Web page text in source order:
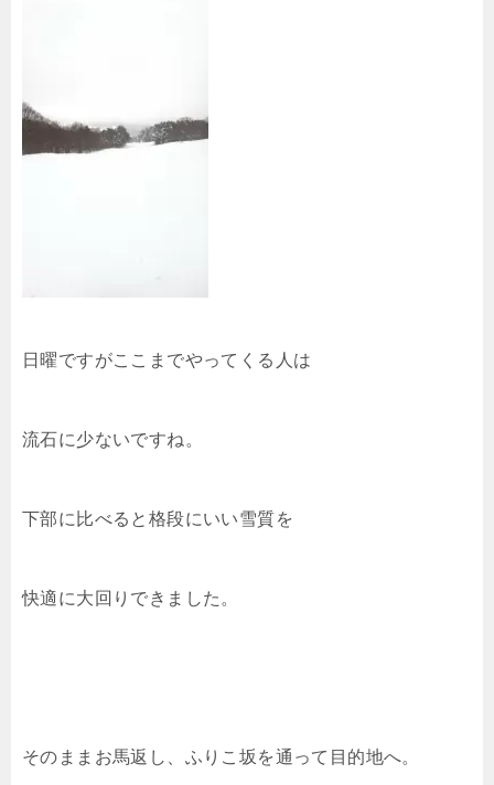
日曜ですがここまでやってくる人は
流石に少ないですね。
下部に比べると格段にいい雪質を
快適に大回りできました。
そのままお馬返し、ふりこ坂を通って目的地へ。